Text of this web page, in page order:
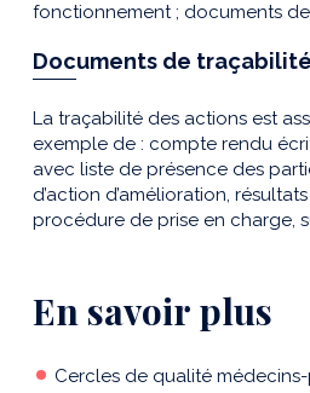
fonctionnement ; documents
Documents de traçabilité
La traçabilité des actions est
exemple de : compte rendu
avec liste de présence des
d’action d’amélioration,
procédure de prise en charge,
En savoir plus
Cercles de qualité médecins-